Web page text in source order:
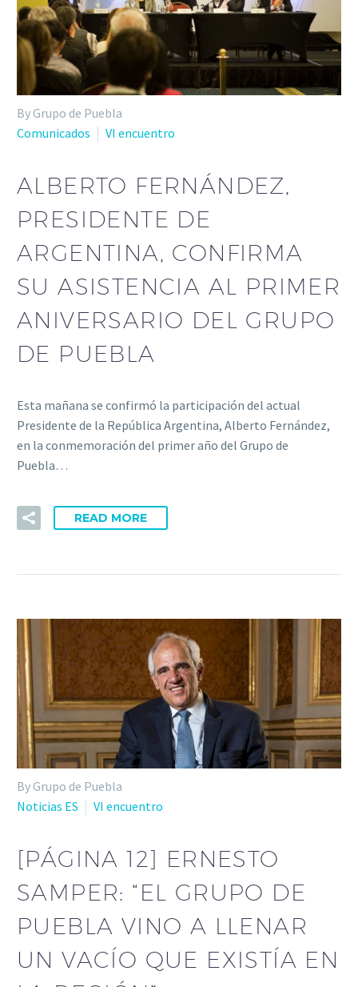
By Grupo de Puebla
Comunicados
VI encuentro
ALBERTO FERNÁNDEZ,
PRESIDENTE DE
ARGENTINA, CONFIRMA
SU ASISTENCIA AL PRIMER
ANIVERSARIO DEL GRUPO
DE PUEBLA
Esta mañana se confirmó la participación del actual
Presidente de la República Argentina, Alberto Fernández,
en la conmemoración del primer año del Grupo de
Puebla…
READ MORE
By Grupo de Puebla
Noticias ES
VI encuentro
[PÁGINA 12] ERNESTO
SAMPER: “EL GRUPO DE
PUEBLA VINO A LLENAR
UN VACÍO QUE EXISTÍA EN